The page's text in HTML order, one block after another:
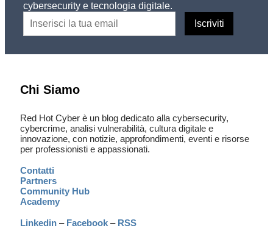
cybersecurity e tecnologia digitale.
Chi Siamo
Red Hot Cyber è un blog dedicato alla cybersecurity,
cybercrime, analisi vulnerabilità, cultura digitale e
innovazione, con notizie, approfondimenti, eventi e risorse
per professionisti e appassionati.
Contatti
Partners
Community Hub
Academy
Linkedin – Facebook – RSS